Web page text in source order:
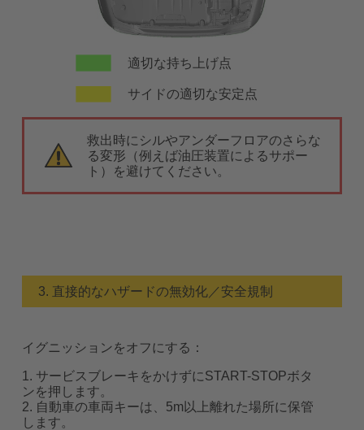
適切な持ち上げ点
サイドの適切な安定点
救出時にシルやアンダーフロアのさらな
る変形（例えば油圧装置によるサポー
ト）を避けてください。
3. 直接的なハザードの無効化／安全規制
イグニッションをオフにする：
1. サービスブレーキをかけずにSTART-STOPボタ
ンを押します。
2. 自動車の車両キーは、5m以上離れた場所に保管
します。